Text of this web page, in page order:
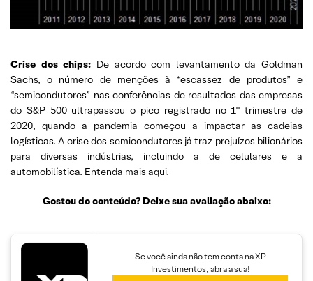
Crise dos chips: De acordo com levantamento da Goldman
Sachs, o número de menções à “escassez de produtos” e
“semicondutores” nas conferências de resultados das empresas
do S&P 500 ultrapassou o pico registrado no 1º trimestre de
2020, quando a pandemia começou a impactar as cadeias
logísticas. A crise dos semicondutores já traz prejuízos bilionários
para diversas indústrias, incluindo a de celulares e a
automobilística. Entenda mais aqui.
Gostou do conteúdo? Deixe sua avaliação abaixo:
Se você ainda não tem conta na XP
Investimentos, abra a sua!